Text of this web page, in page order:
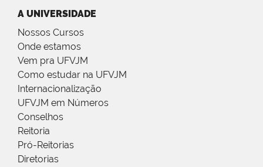
A UNIVERSIDADE
Nossos Cursos
Onde estamos
Vem pra UFVJM
Como estudar na UFVJM
Internacionalização
UFVJM em Números
Conselhos
Reitoria
Pró-Reitorias
Diretorias